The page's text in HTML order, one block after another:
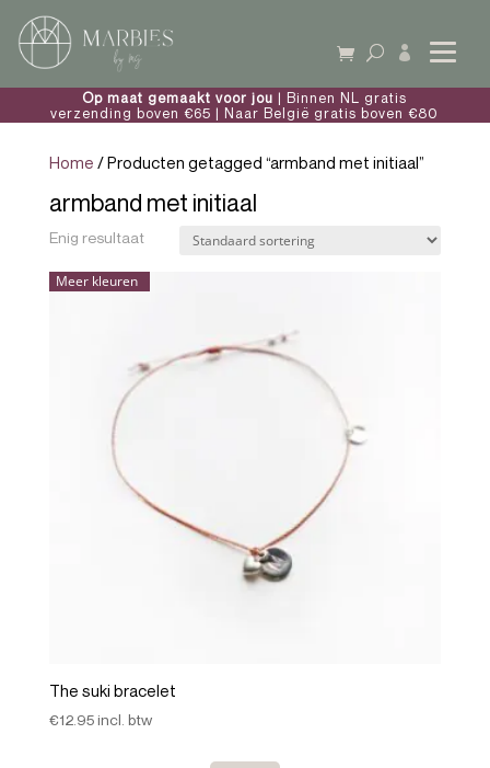

Op maat gemaakt voor jou | Binnen NL gratis
verzending boven €65 | Naar België gratis boven €80
Home / Producten getagged “armband met initiaal”
armband met initiaal
Enig resultaat
Meer kleuren
The suki bracelet
€12.95incl. btw